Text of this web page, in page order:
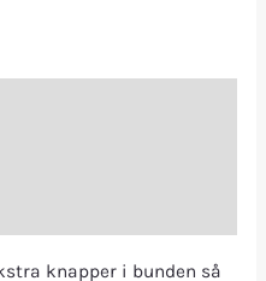
knapper i bunden så